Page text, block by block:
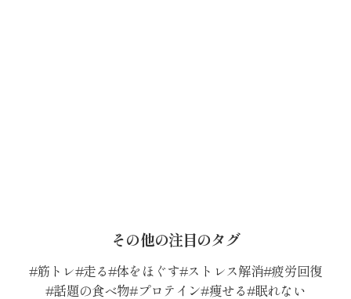
その他の注目のタグ
筋トレ 走る 体をほぐす ストレス解消 疲労回復
話題の食べ物 プロテイン 痩せる 眠れない